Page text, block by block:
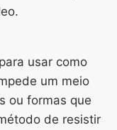
usar como
um meio
ou formas que
de resistir